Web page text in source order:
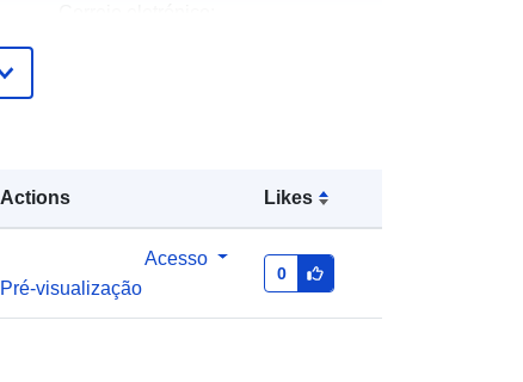
Actions Likes
Acesso
Pré-visualização
0
Correio eletrónico:
mailto:statbel@economie.fgov.be
https://statbel.fgov.be/en
https://statbel.fgov.be/nl
https://statbel.fgov.be/fr